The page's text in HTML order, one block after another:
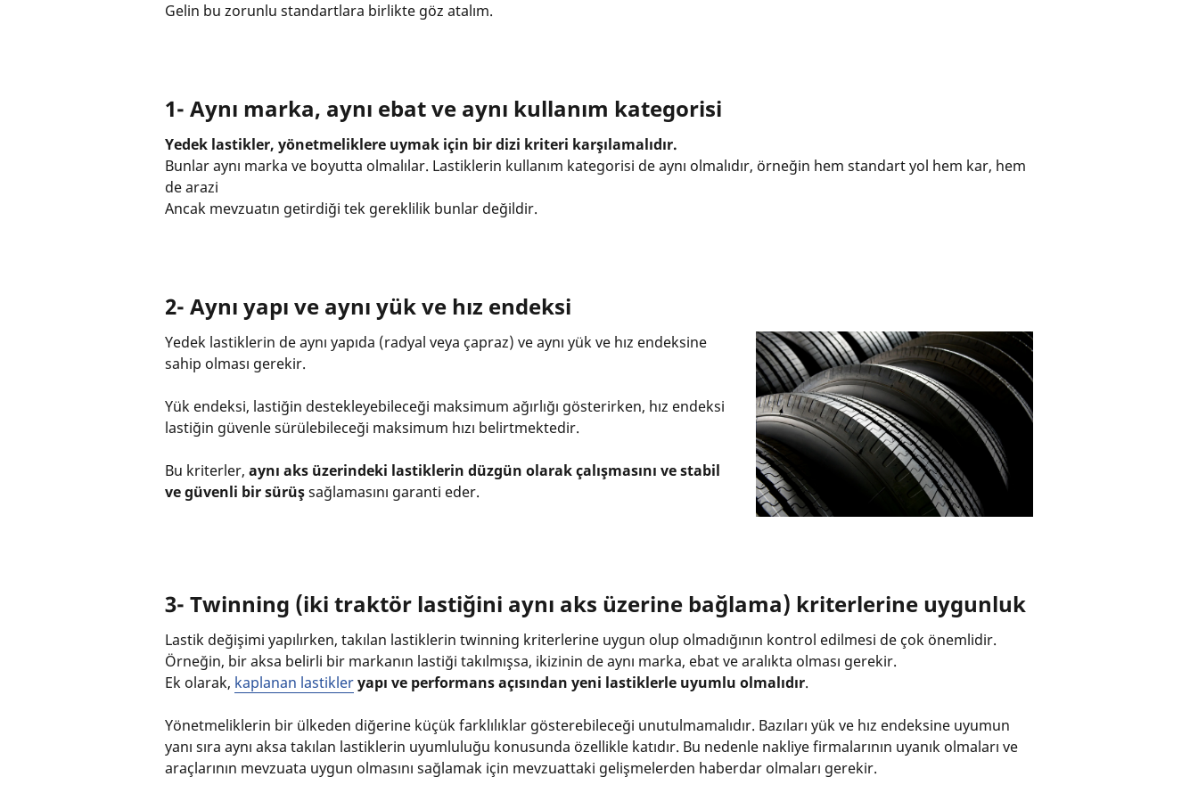
Gelin bu zorunlu standartlara birlikte göz atalım.
1- Aynı marka, aynı ebat ve aynı kullanım kategorisi
Yedek lastikler, yönetmeliklere uymak için bir dizi kriteri karşılamalıdır.
Bunlar aynı marka ve boyutta olmalılar. Lastiklerin kullanım kategorisi de aynı olmalıdır, örneğin hem standart yol hem kar, hem
de arazi
Ancak mevzuatın getirdiği tek gereklilik bunlar değildir.
2- Aynı yapı ve aynı yük ve hız endeksi
Yedek lastiklerin de aynı yapıda (radyal veya çapraz) ve aynı yük ve hız endeksine
sahip olması gerekir.
Yük endeksi, lastiğin destekleyebileceği maksimum ağırlığı gösterirken, hız endeksi
lastiğin güvenle sürülebileceği maksimum hızı belirtmektedir.
Bu kriterler, aynı aks üzerindeki lastiklerin düzgün olarak çalışmasını ve stabil
ve güvenli bir sürüşsağlamasını garanti eder.
3- Twinning (iki traktör lastiğini aynı aks üzerine bağlama) kriterlerine uygunluk
Lastik değişimi yapılırken, takılan lastiklerin twinning kriterlerine uygun olup olmadığının kontrol edilmesi de çok önemlidir.
Örneğin, bir aksa belirli bir markanın lastiği takılmışsa, ikizinin de aynı marka, ebat ve aralıkta olması gerekir.
Ek olarak, kaplanan lastikler yapı ve performans açısından yeni lastiklerle uyumlu olmalıdır.
Yönetmeliklerin bir ülkeden diğerine küçük farklılıklar gösterebileceği unutulmamalıdır. Bazıları yük ve hız endeksine uyumun
yanı sıra aynı aksa takılan lastiklerin uyumluluğu konusunda özellikle katıdır. Bu nedenle nakliye firmalarının uyanık olmaları ve
araçlarının mevzuata uygun olmasını sağlamak için mevzuattaki gelişmelerden haberdar olmaları gerekir.